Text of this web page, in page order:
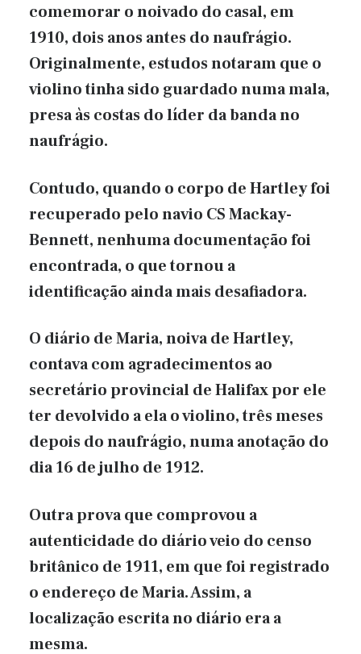
comemorar o noivado do casal, em
1910, dois anos antes do naufrágio.
Originalmente, estudos notaram que o
violino tinha sido guardado numa mala,
presa às costas do líder da banda no
naufrágio.
Contudo, quando o corpo de Hartley foi
recuperado pelo navio CS Mackay-
Bennett, nenhuma documentação foi
encontrada, o que tornou a
identificação ainda mais desafiadora.
O diário de Maria, noiva de Hartley,
contava com agradecimentos ao
secretário provincial de Halifax por ele
ter devolvido a ela o violino, três meses
depois do naufrágio, numa anotação do
dia 16 de julho de 1912.
Outra prova que comprovou a
autenticidade do diário veio do censo
britânico de 1911, em que foi registrado
o endereço de Maria. Assim, a
localização escrita no diário era a
mesma.